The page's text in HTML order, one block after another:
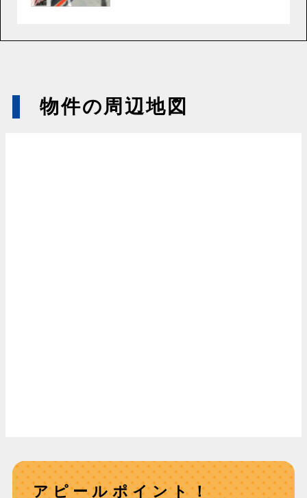
物件の周辺地図
アピールポイント！